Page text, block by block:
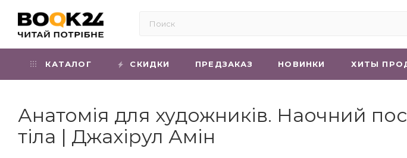
КАТАЛОГ СКИДКИ ПРЕДЗАКАЗ НОВИНКИ ХИТЫ
Анатомія для художників. Наочний
тіла | Джахірул Амін